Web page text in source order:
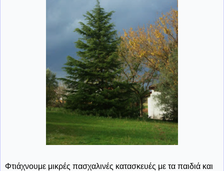
Φτιάχνουμε μικρές πασχαλινές κατασκευές με τα παιδιά και